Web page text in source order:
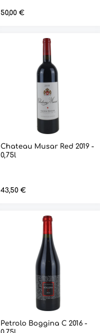
Regulärer Preis:
50,00 €
Chateau Musar Red 2019 -
0,75l
Regulärer Preis:
43,50 €
Petrolo Boggina C 2016 -